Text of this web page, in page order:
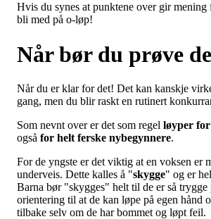
Hvis du synes at punktene over gir
bli med på o-løp!
Når bør du prøve
Når du er klar for det! Det kan kanskje
gang, men du blir raskt en rutinert
Som nevnt over er det som regel løyper
også for helt ferske nybegynnere.
For de yngste er det viktig at en voksen er
underveis. Dette kalles å "skygge" og er
Barna bør "skygges" helt til de er så trygge
orientering til at de kan løpe på egen hånd
tilbake selv om de har bommet og løpt feil.